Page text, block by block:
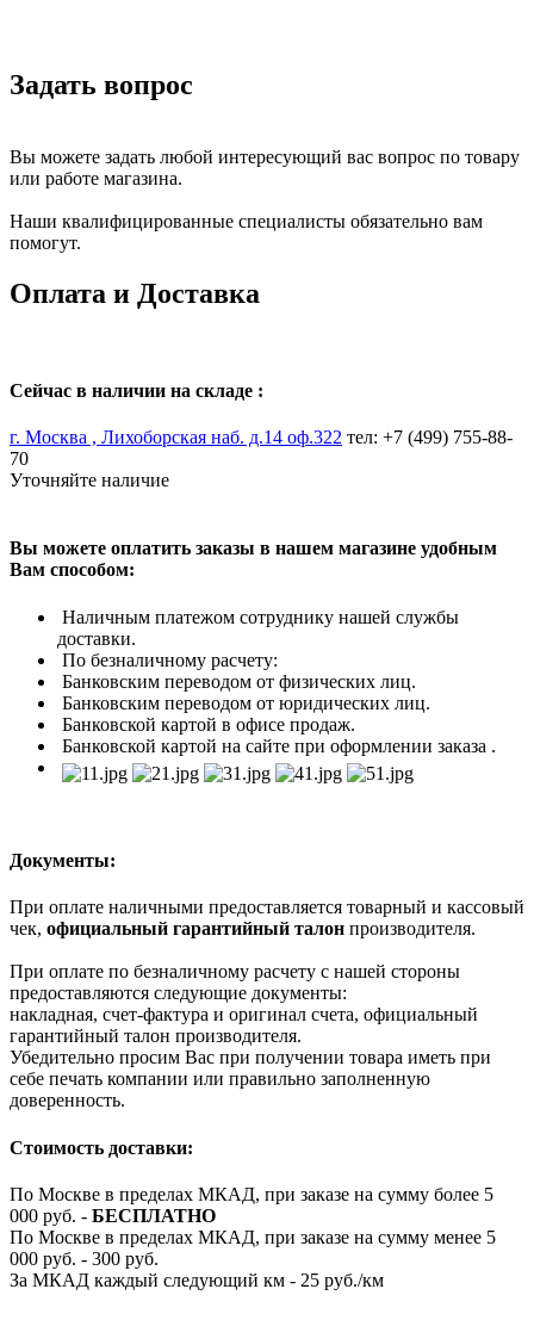
Задать вопрос
Вы можете задать любой интересующий вас вопрос по товару
или работе магазина.
Наши квалифицированные специалисты обязательно вам
помогут.
Оплата и Доставка
Сейчас в наличии на складе :
г. Москва , Лихоборская наб. д.14 оф.322 тел: +7 (499) 755-88-
70
Уточняйте наличие
Вы можете оплатить заказы в нашем магазине удобным
Вам способом:
Наличным платежом сотруднику нашей службы
доставки.
По безналичному расчету:
Банковским переводом от физических лиц.
Банковским переводом от юридических лиц.
Банковской картой в офисе продаж.
Банковской картой на сайте при оформлении заказа .
Документы:
При оплате наличными предоставляется товарный и кассовый
чек, официальный гарантийный талон производителя.
При оплате по безналичному расчету с нашей стороны
предоставляются следующие документы:
накладная, счет-фактура и оригинал счета, официальный
гарантийный талон производителя.
Убедительно просим Вас при получении товара иметь при
себе печать компании или правильно заполненную
доверенность.
Стоимость доставки:
По Москве в пределах МКАД, при заказе на сумму более 5
000 руб. - БЕСПЛАТНО
По Москве в пределах МКАД, при заказе на сумму менее 5
000 руб. - 300 руб.
За МКАД каждый следующий км - 25 руб./км